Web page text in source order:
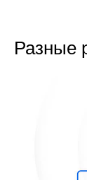
Разные